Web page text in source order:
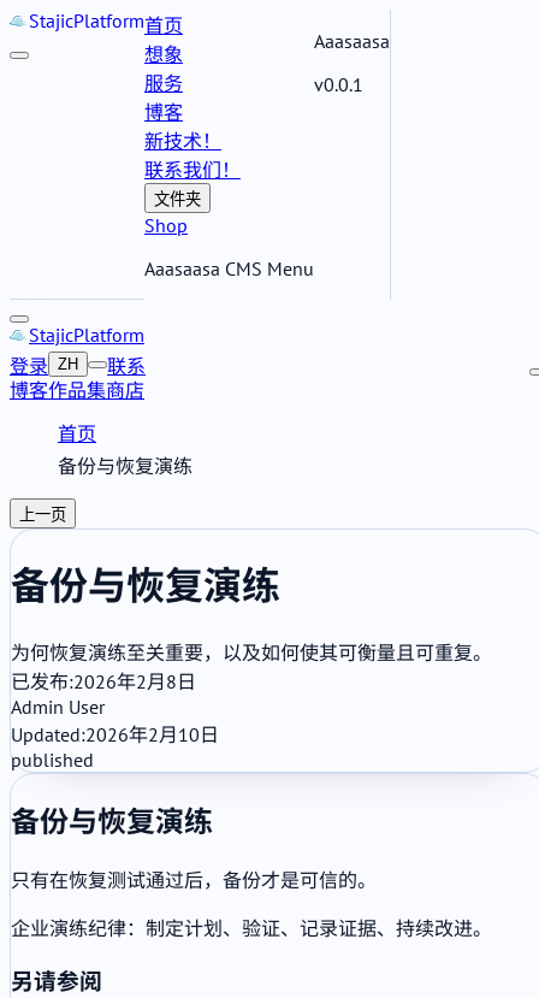
StajicPlatform首页
想象
服务
博客
新技术！
联系我们！
文件夹
Shop
Aaasaasa CMS Menu
Aaasaasa
v0.0.1
StajicPlatform
博客作品集商店
登录 ZH 联系
首页
备份与恢复演练
上一页
备份与恢复演练
为何恢复演练至关重要，以及如何使其可衡量且可重复。
已发布:2026年2月8日
Admin User
Updated:2026年2月10日
published
备份与恢复演练
只有在恢复测试通过后，备份才是可信的。
企业演练纪律：制定计划、验证、记录证据、持续改进。
另请参阅